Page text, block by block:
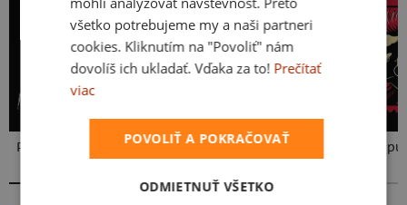
Punks Not Med Punks Not Dead Známka
všetko potrebujeme my a naši partneri
cookies. Kliknutím na "Povoliť" nám
dovolíš ich ukladať. Vďaka za to! Prečítať
viac
POVOLIŤ A POKRAČOVAŤ
ODMIETNUŤ VŠETKO